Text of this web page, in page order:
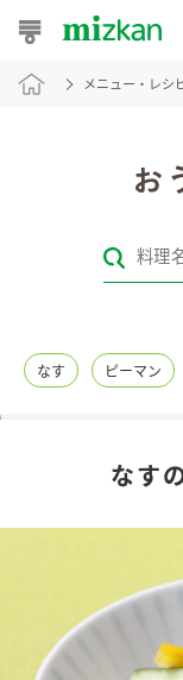
おうちレシピ
レシピカテゴリ一覧
レシピ名特集
商品情報
新商品一覧
キャンペーン情報
メニュー・レシ
なす ピーマン
なす